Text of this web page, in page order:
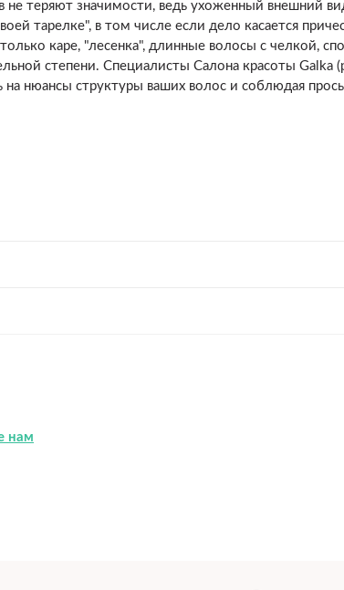
теряют значимости, ведь ухоженный внешний
тарелке", в том числе если дело касается
каре, "лесенка", длинные волосы с челкой,
степени. Специалисты Салона красоты Galka
нюансы структуры ваших волос и соблюдая
волосы
нам